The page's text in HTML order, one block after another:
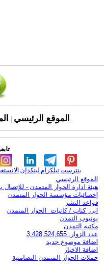
الموقع الرئيسي
لينكدإن تيلكرامبنترست
الموقع الرئيسي
هيئة ادارة الحوار المتمدن - للإتصال
إحصائيات مؤسسة الحوار المتمدن
قواعد النشر
ابرز كتاب / كاتبات الحوار المتمدن
يوتيوب التمدن
مكتبة التمدن
عدد الزوار: 3,428,524,655
اضافة موضوع جديد
اضافة الاخبار
حملات الحوار المتمدن التضامنية